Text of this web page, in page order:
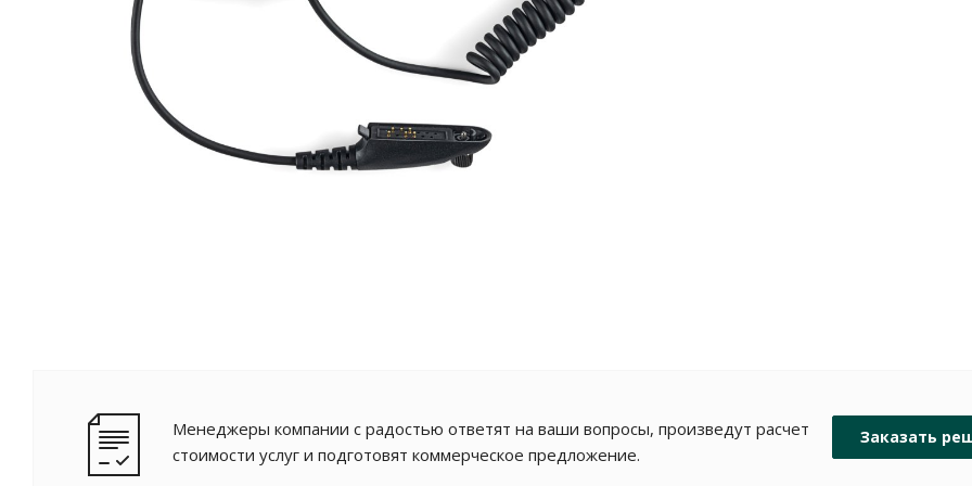
Менеджеры компании с радостью ответят на ваши вопросы, произведут расчет
стоимости услуг и подготовят коммерческое предложение.
Заказать